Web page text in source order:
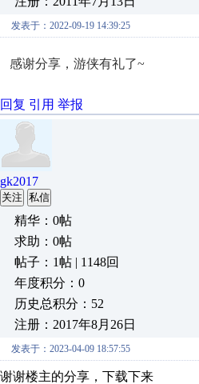
发表于：2022-09-19 14:39:25
感谢分享，游侠有礼了~
回复 引用 举报
gk2017
关注 私信
精华：0帖
求助：0帖
帖子：1帖 | 1148回
年度积分：0
历史总积分：52
注册：2017年8月26日
发表于：2023-04-09 18:57:55
谢谢楼主的分享，下载下来